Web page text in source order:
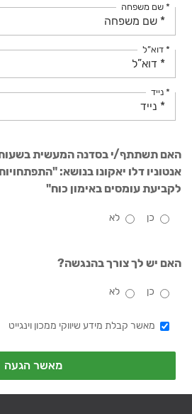
* שם משפחה
* דוא”ל
* נייד
אנטוניו דלו יאקונו בנושא:
לקביעת עומסים באימון כוח"
כן לא
האם יש לך צורך בהנגשה?
כן לא
מאשר קבלת מידע שיווקי ממכון וינגייט
מאשר הגעה